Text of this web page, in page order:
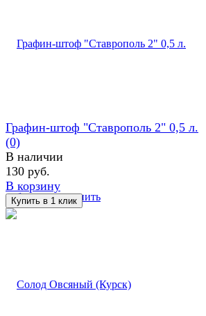
избранное сравнить
Графин-штоф "Ставрополь 2" 0,5 л.
(0)
В наличии
130 руб.
В корзину